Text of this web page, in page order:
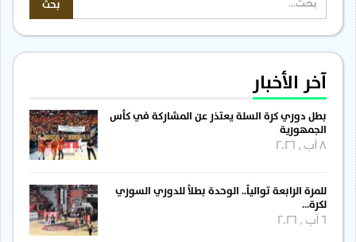
آخر الأخبار
بطل دوري كرة السلة يعتذر عن المشاركة في كأس
الجمهورية
للمرة الرابعة توالياً.. الوحدة بطلاً للدوري السوري
لكرة…